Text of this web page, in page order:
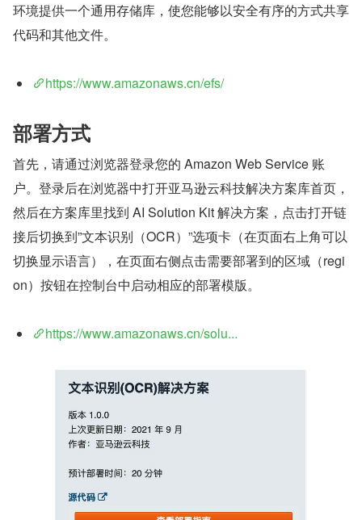
环境提供一个通用存储库，使您能够以安全有序的方式共享
代码和其他文件。
https://www.amazonaws.cn/efs/
部署方式
首先，请通过浏览器登录您的 Amazon Web Service 账
户。登录后在浏览器中打开亚马逊云科技解决方案库首页，
然后在方案库里找到 AI Solution Kit 解决方案，点击打开链
接后切换到”文本识别（OCR）”选项卡（在页面右上角可以
切换显示语言），在页面右侧点击需要部署到的区域（regi
on）按钮在控制台中启动相应的部署模版。
https://www.amazonaws.cn/solu...